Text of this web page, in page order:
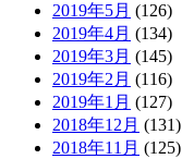
2019年5月 (126)
2019年4月 (134)
2019年3月 (145)
2019年2月 (116)
2019年1月 (127)
2018年12月 (131)
2018年11月 (125)